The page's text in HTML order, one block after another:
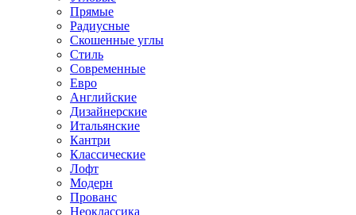
Прямые
Радиусные
Скошенные углы
Стиль
Современные
Евро
Английские
Дизайнерские
Итальянские
Кантри
Классические
Лофт
Модерн
Прованс
Неоклассика